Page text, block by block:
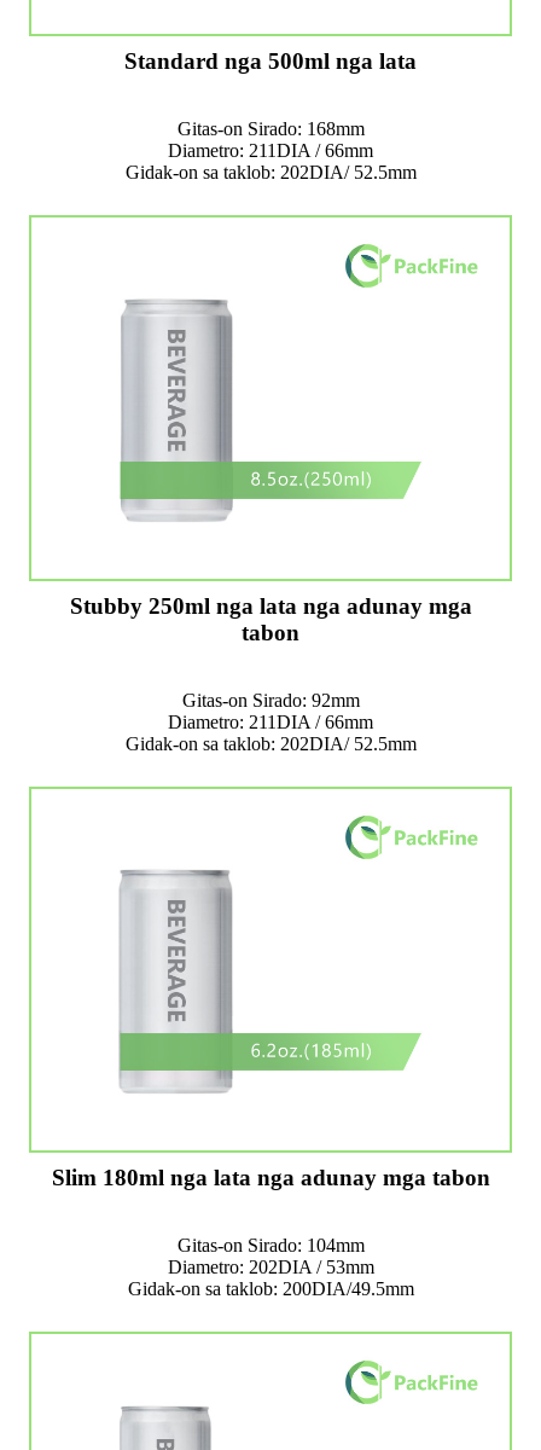
Standard nga 500ml nga lata
Gitas-on Sirado: 168mm
Diametro: 211DIA / 66mm
Gidak-on sa taklob: 202DIA/ 52.5mm
Stubby 250ml nga lata nga adunay mga
tabon
Gitas-on Sirado: 92mm
Diametro: 211DIA / 66mm
Gidak-on sa taklob: 202DIA/ 52.5mm
Slim 180ml nga lata nga adunay mga tabon
Gitas-on Sirado: 104mm
Diametro: 202DIA / 53mm
Gidak-on sa taklob: 200DIA/49.5mm